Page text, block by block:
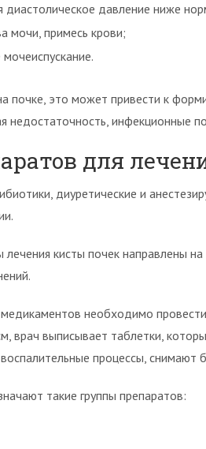
диастолическое давление ниже
мочи, примесь крови;
почке, это может привести к
недостаточность, инфекционные
для
диуретические и
лечения кисты почек направлены
медикаментов необходимо
врач выписывает таблетки,
процессы, снимают
такие группы препаратов: